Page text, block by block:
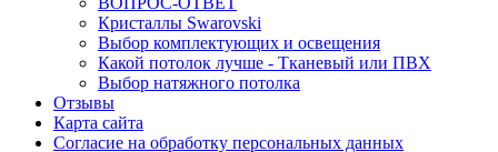
Кристаллы Swarovski
Выбор комплектующих и освещения
Какой потолок лучше - Тканевый или ПВХ
Выбор натяжного потолка
Отзывы
Карта сайта
Согласие на обработку персональных данных